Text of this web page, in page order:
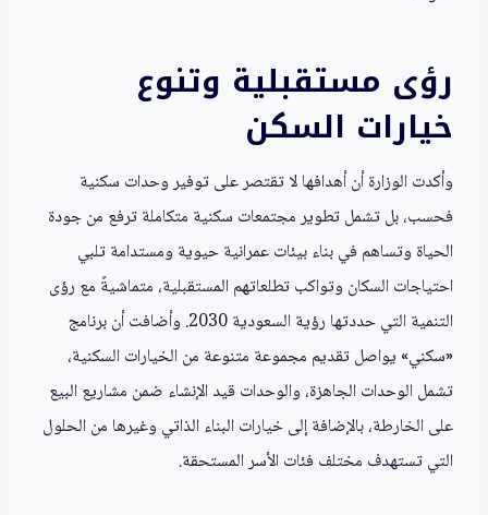
رؤى مستقبلية وتنوع
خيارات السكن
وأكدت الوزارة أن أهدافها لا تقتصر على توفير وحدات سكنية
فحسب، بل تشمل تطوير مجتمعات سكنية متكاملة ترفع من جودة
الحياة وتساهم في بناء بيئات عمرانية حيوية ومستدامة تلبي
احتياجات السكان وتواكب تطلعاتهم المستقبلية، متماشيةً مع رؤى
التنمية التي حددتها رؤية السعودية 2030. وأضافت أن برنامج
«سكني» يواصل تقديم مجموعة متنوعة من الخيارات السكنية،
تشمل الوحدات الجاهزة، والوحدات قيد الإنشاء ضمن مشاريع البيع
على الخارطة، بالإضافة إلى خيارات البناء الذاتي وغيرها من الحلول
التي تستهدف مختلف فئات الأسر المستحقة.